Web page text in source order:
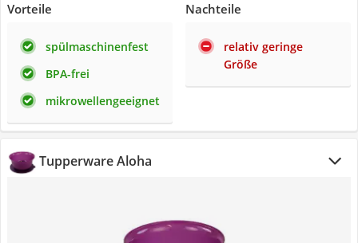
Vorteile
spülmaschinenfest
BPA-frei
mikrowellengeeignet
Nachteile
relativ geringe
Größe
Tupperware Aloha